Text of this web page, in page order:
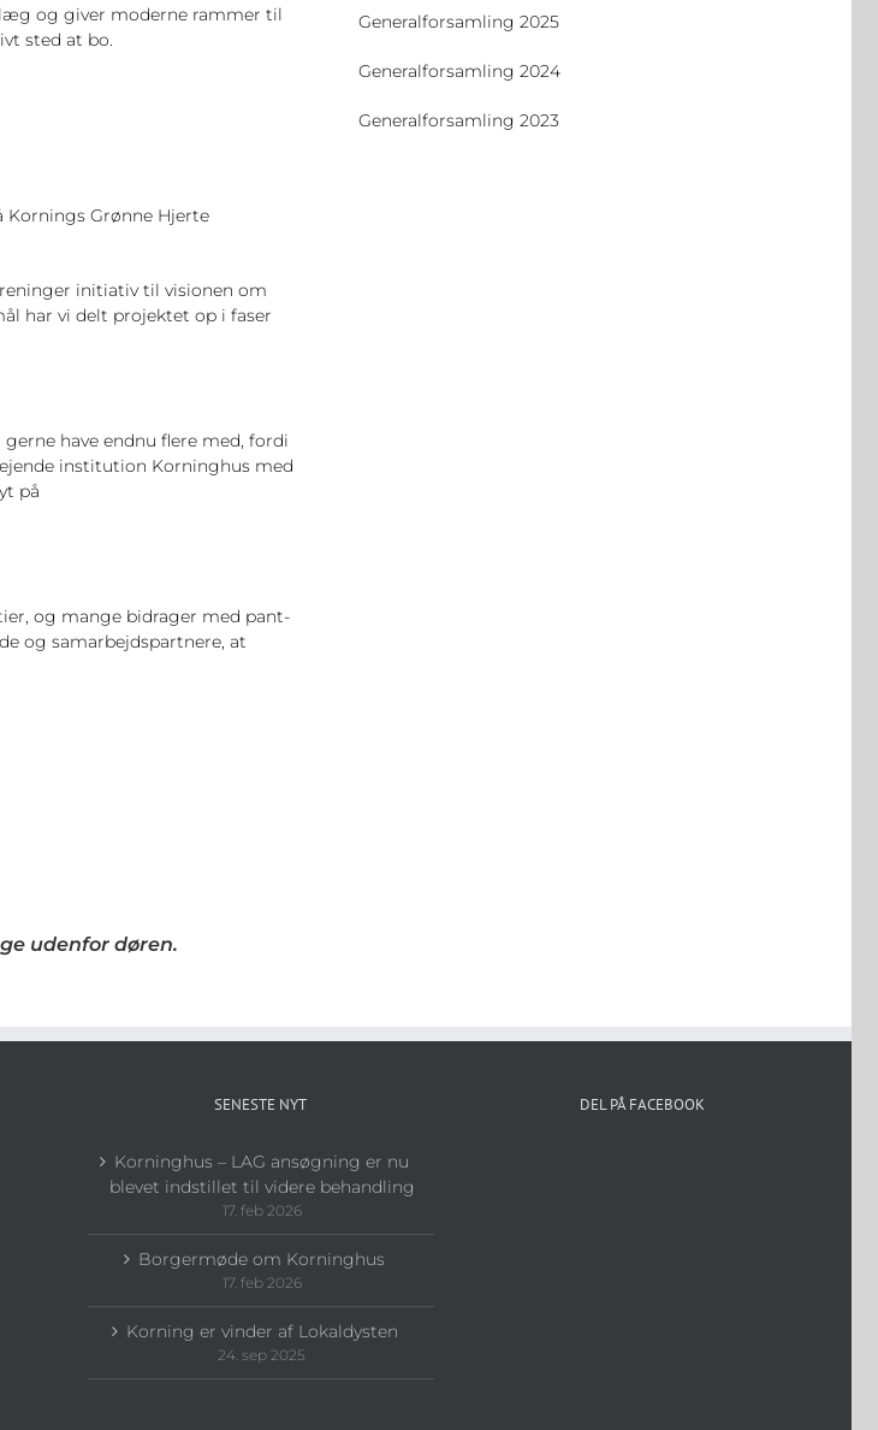
og giver moderne rammer til
sted at bo.
Kornings Grønne Hjerte
initiativ til visionen om
har vi delt projektet op i faser
have endnu flere med, fordi
institution Korninghus med
på
og mange bidrager med pant-
og samarbejdspartnere, at
udenfor døren.
Generalforsamling 2025
Generalforsamling 2024
Generalforsamling 2023
SENESTE NYT
Korninghus – LAG ansøgning er nu
blevet indstillet til videre behandling
17. feb 2026
Borgermøde om Korninghus
17. feb 2026
Korning er vinder af Lokaldysten
24. sep 2025
DEL PÅ FACEBOOK